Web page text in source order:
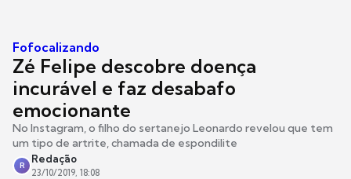
Fofocalizando
Zé Felipe descobre doença
incurável e faz desabafo
emocionante
No Instagram, o filho do sertanejo Leonardo revelou que tem
um tipo de artrite, chamada de espondilite
R
Redação
23/10/2019, 18:08